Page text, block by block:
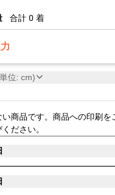
合計 0 着
位: cm)
い商品です。商品への印刷
ださい。